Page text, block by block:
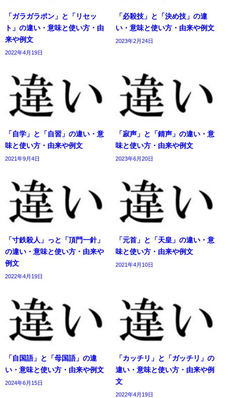
「ガラガラポン」と「リセッ
ト」の違い・意味と使い方・由
来や例文
2022年4月19日
「必殺技」と「決め技」の違
い・意味と使い方・由来や例文
2023年2月24日
「自学」と「自習」の違い・意
味と使い方・由来や例文
2021年9月4日
「寂声」と「錆声」の違い・意
味と使い方・由来や例文
2023年6月20日
「寸鉄殺人」っと「頂門一針」
の違い・意味と使い方・由来や
例文
2022年4月19日
「元首」と「天皇」の違い・意
味と使い方・由来や例文
2021年4月10日
「自国語」と「母国語」の違
い・意味と使い方・由来や例文
2024年6月15日
「カッチリ」と「ガッチリ」の
違い・意味と使い方・由来や例
文
2022年4月19日